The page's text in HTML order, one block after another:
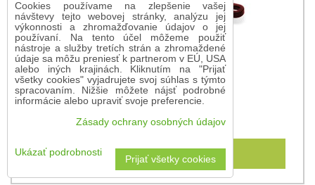
Panvica v tvare srdca - 12 cm
5,15 €
Do košíka
Cookies používame na zlepšenie vašej
návštevy tejto webovej stránky, analýzu jej
výkonnosti a zhromažďovanie údajov o jej
používaní. Na tento účel môžeme použiť
nástroje a služby tretích strán a zhromaždené
údaje sa môžu preniesť k partnerom v EÚ, USA
alebo iných krajinách. Kliknutím na "Prijať
všetky cookies" vyjadrujete svoj súhlas s týmto
spracovaním. Nižšie môžete nájsť podrobné
informácie alebo upraviť svoje preferencie.
Zásady ochrany osobných údajov
Ukázať podrobnosti
Prijať všetky cookies